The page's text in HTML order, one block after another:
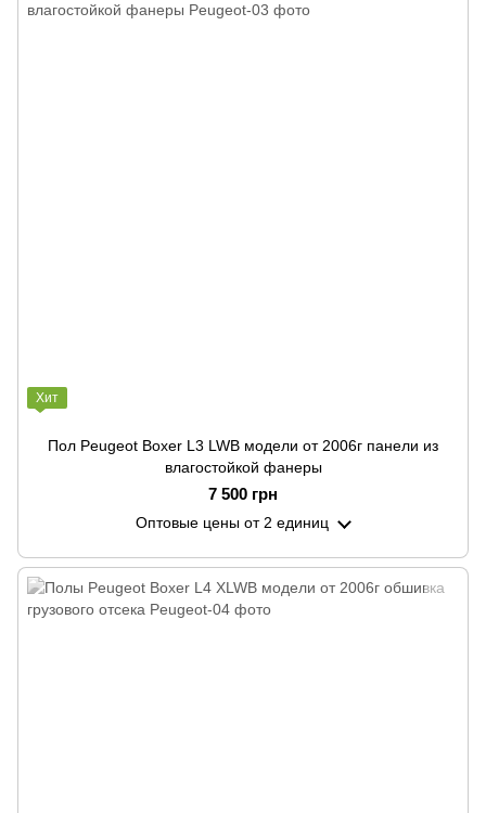
Хит
Пол Peugeot Boxer L3 LWB модели от 2006г панели из
влагостойкой фанеры
7 500 грн
Оптовые ценыот 2 единиц